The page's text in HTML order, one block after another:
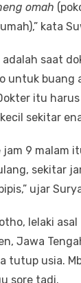
omah
kata
saat
untuk buang
itu
sekitar
jam 9 malam
sekitar
ujar
lelaki asal
Jawa
tutup usia.
sore tadi.